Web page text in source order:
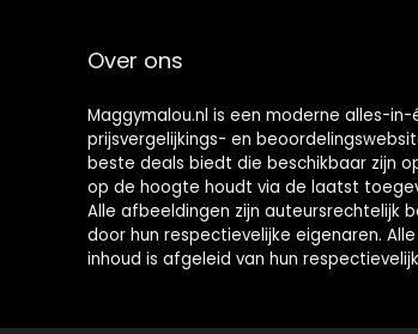
Over ons
Maggymalou.nl is een moderne alles-in-
prijsvergelijkings- en
beste deals biedt die beschikbaar zijn
op de hoogte houdt via de laatst
Alle afbeeldingen zijn auteursrechtelijk
door hun respectievelijke eigenaren.
inhoud is afgeleid van hun